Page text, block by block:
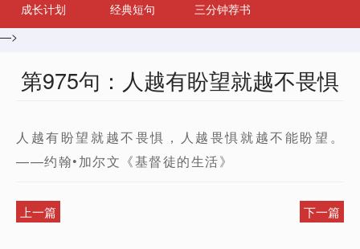
成长计划 经典短句
三分钟荐书
—>
第975句：人越有盼望就越不畏惧
人越有盼望就越不畏惧，人越畏惧就越不能盼望。
——约翰•加尔文《基督徒的生活》
上一篇 下一篇